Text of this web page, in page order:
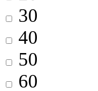
30
40
50
60